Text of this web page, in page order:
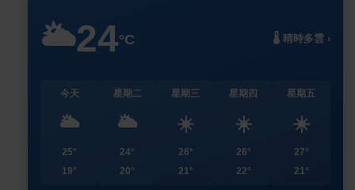
🌥️24°C 🌡️ 晴時多雲 ›
今天
🌥️
25°
19°
星期二
🌥️
24°
20°
星期三
☀️
26°
21°
星期四
☀️
26°
22°
星期五
☀️
27°
21°